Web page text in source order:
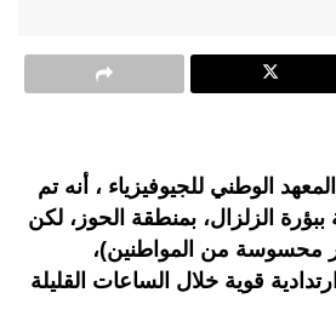
الوطني للجيوفيزياء ، أنه تم
الزلزال، بمنطقة الحوز، لكن
محسوسة من المواطنين)،
قوية خلال الساعات القليلة